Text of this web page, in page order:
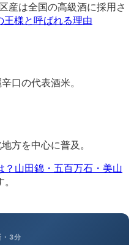
産は全国の高級酒に採用さ
王様と呼ばれる理由
口の代表酒米。
方を中心に普及。
？山田錦・五百万石・美山
・3分